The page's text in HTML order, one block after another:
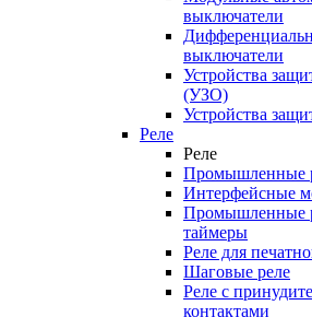
выключатели
выключатели
Устройства
(УЗО)
Устройства
Реле
Реле
Промышленные
Интерфейсные
Промышленные
таймеры
Реле для
Шаговые реле
Реле с
контактами